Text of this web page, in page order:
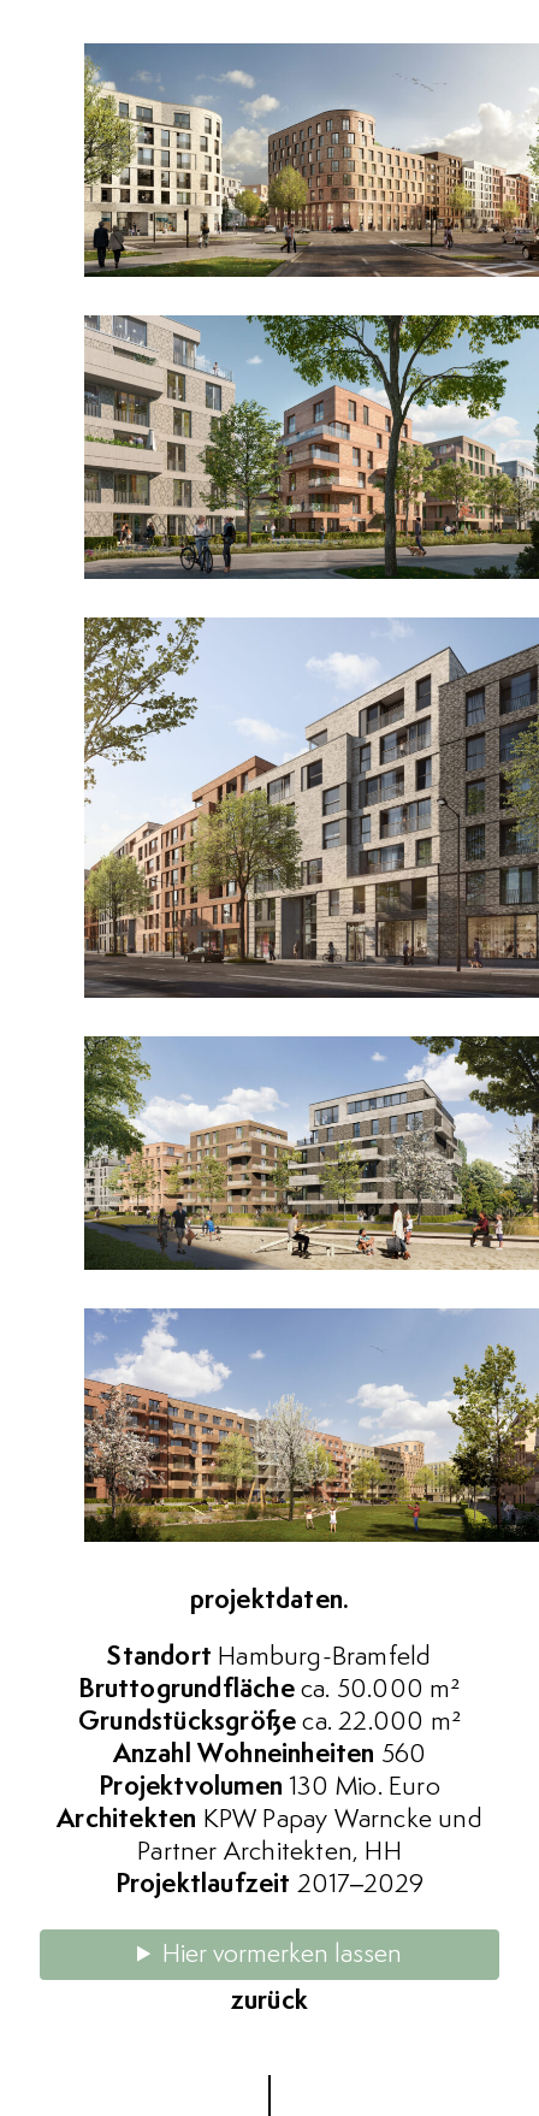
projektdaten.
Standort Hamburg-Bramfeld
Bruttogrundflächeca. 50.000 m²
Grundstücksgröße ca. 22.000 m²
Anzahl Wohneinheiten 560
Projektvolumen 130 Mio. Euro
Architekten KPW Papay Warncke und
Partner Architekten, HH
Projektlaufzeit 2017–2029
Hier vormerken lassen
zurück